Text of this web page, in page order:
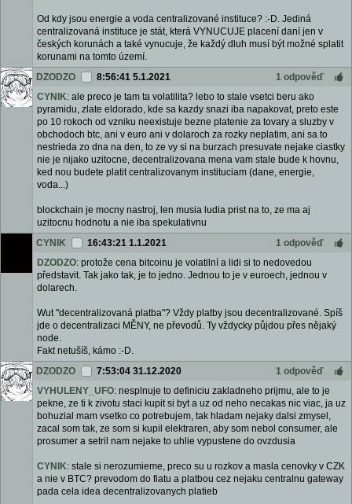
Od kdy jsou energie a voda centralizované instituce? :-D. Jediná
centralizovaná instituce je stát, která VYNUCUJE placení daní jen v
českých korunách a také vynucuje, že každý dluh musí být možné splatit
korunami na tomto území.
DZODZO
8:56:41 5.1.2021
1 odpověď
CYNIK: ale preco je tam ta volatilita? lebo to stale vsetci beru ako
pyramidu, zlate eldorado, kde sa kazdy snazi iba napakovat, preto este
po 10 rokoch od vzniku neexistuje bezne platenie za tovary a sluzby v
obchodoch btc, ani v euro ani v dolaroch za rozky neplatim, ani sa to
nestrieda zo dna na den, to ze vy si na burzach presuvate nejake ciastky
nie je nijako uzitocne, decentralizovana mena vam stale bude k hovnu,
ked nou budete platit centralizovanym instituciam (dane, energie,
voda...)
blockchain je mocny nastroj, len musia ludia prist na to, ze ma aj
uzitocnu hodnotu a nie iba spekulativnu
CYNIK
16:43:21 1.1.2021
1 odpověď
DZODZO: protože cena bitcoinu je volatilní a lidi si to nedovedou
představit. Tak jako tak, je to jedno. Jednou to je v euroech, jednou v
dolarech.
Wut "decentralizovaná platba"? Vždy platby jsou decentralizované. Spíš
jde o decentralizaci MĚNY, ne převodů. Ty vždycky půjdou přes nějaký
node.
Fakt netušíš, kámo :-D.
DZODZO
7:53:04 31.12.2020
1 odpověď
VYHULENY_UFO: nesplnuje to definiciu zakladneho prijmu, ale to je
pekne, ze ti k zivotu staci kupit si byt a uz od neho necakas nic viac, ja uz
bohuzial mam vsetko co potrebujem, tak hladam nejaky dalsi zmysel,
zacal som tak, ze som si kupil elektraren, aby som nebol consumer, ale
prosumer a setril nam nejake to uhlie vypustene do ovzdusia
CYNIK: stale si nerozumieme, preco su u rozkov a masla cenovky v CZK
a nie v BTC? prevodom do fiatu a platbou cez nejaku centralnu gateway
pada cela idea decentralizovanych platieb